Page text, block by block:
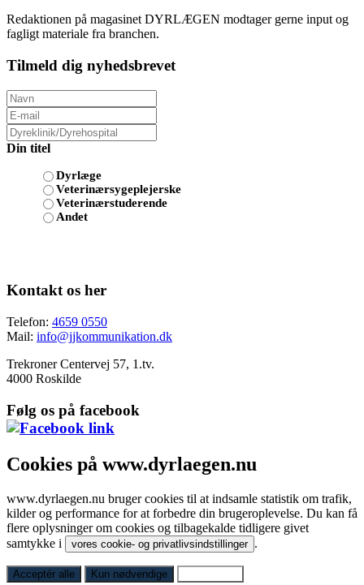
Redaktionen på magasinet DYRLÆGEN modtager gerne input og
fagligt materiale fra branchen.
Tilmeld dig nyhedsbrevet
Din titel
Dyrlæge
Veterinærsygeplejerske
Veterinærstuderende
Andet
Kontakt os her
Telefon: 4659 0550
Mail: info@jjkommunikation.dk
Trekroner Centervej 57, 1.tv.
4000 Roskilde
Følg os på facebook
Cookies på www.dyrlaegen.nu
www.dyrlaegen.nu bruger cookies til at indsamle statistik om trafik,
kilder og performance for at forbedre din brugeroplevelse. Du kan få
flere oplysninger om cookies og tilbagekalde tidligere givet
samtykke i
vores cookie- og privatlivsindstillinger .
Acceptér alle Kun nødvendige